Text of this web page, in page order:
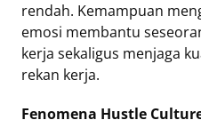
rendah. Kemampuan
emosi membantu
kerja sekaligus menjaga
rekan kerja.
Fenomena Hustle